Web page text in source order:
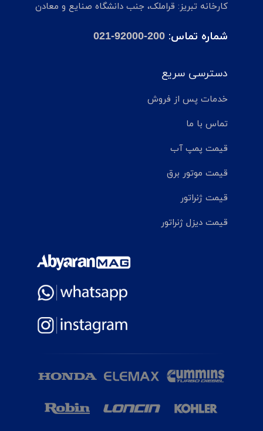
کارخانه تبریز: قراملک، جنب دانشگاه صنایع و معادن
شماره تماس: 021-92000-200
دسترسی سریع
خدمات پس از فروش
تماس با ما
قیمت پمپ آب
قیمت موتور برق
قیمت ژنراتور
قیمت دیزل ژنراتور